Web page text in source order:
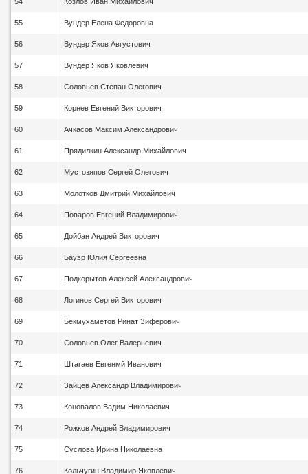
55 Вундер Елена Федоровна
56 Вундер Яков Августович
57 Вундер Яков Яковлевич
58 Соловьев Степан Олегович
59 Корнев Евгений Викторович
60 Ачкасов Максим Александрович
61 Прядилкин Александр Михайлович
62 Мустозяпов Сергей Олегович
63 Молотков Дмитрий Михайлович
64 Поваров Евгений Владимирович
65 Дойбан Андрей Викторович
66 Бауэр Юлия Сергеевна
67 Подкорытов Алексей Александрович
68 Логинов Сергей Викторович
69 Бекмухаметов Ринат Зиферович
70 Соловьев Олег Валерьевич
71 Штагаев Евгенмй Иванович
72 Зайцев Александр Владимирович
73 Коновалов Вадим Николаевич
74 Рожков Андрей Владимирович
75 Суслова Ирина Николаевна
76 Кольчугин Владимир Яковлевич